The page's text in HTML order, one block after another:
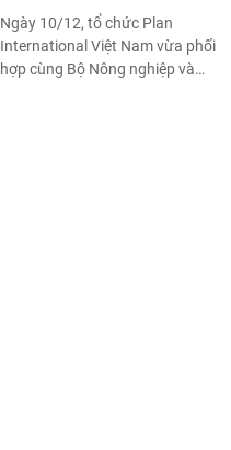
Ngày 10/12, tổ chức Plan
International Việt Nam vừa phối
hợp cùng Bộ Nông nghiệp và